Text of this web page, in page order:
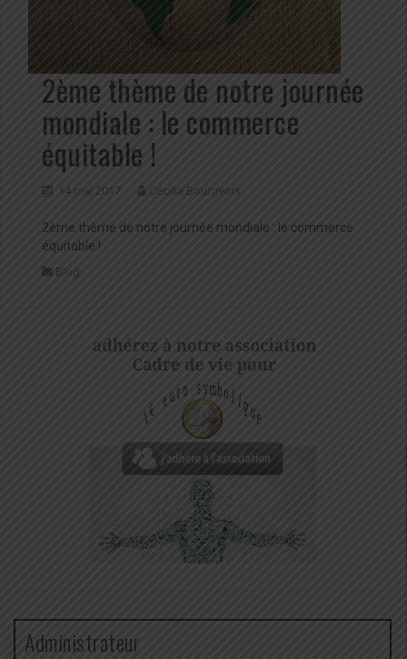
2ème thème de notre journée
mondiale : le commerce
équitable !
14 mai 2017 Cécilia Bourgeois
2ème thème de notre journée mondiale : le commerce
équitable !
Blog
Administrateur